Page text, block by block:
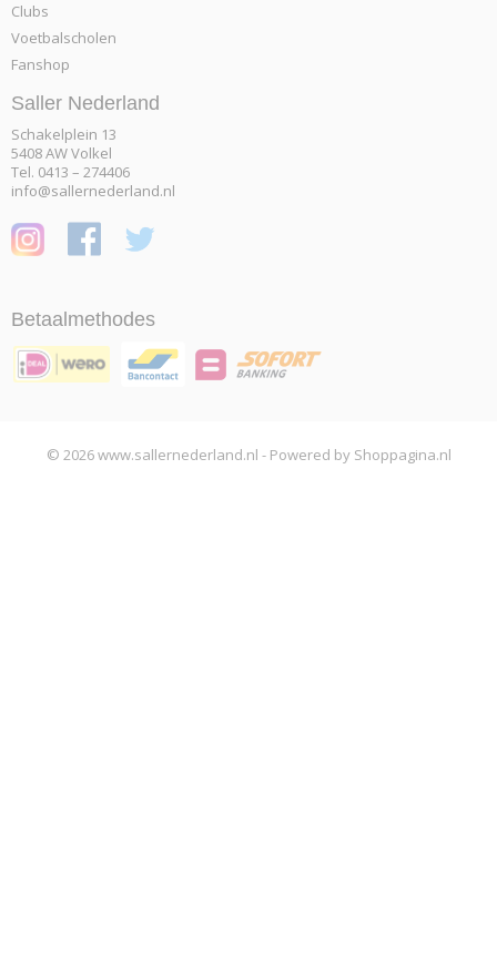
Clubs
Voetbalscholen
Fanshop
Saller Nederland
Schakelplein 13
5408 AW Volkel
Tel. 0413 – 274406
info@sallernederland.nl
Betaalmethodes
© 2026 www.sallernederland.nl - Powered by Shoppagina.nl